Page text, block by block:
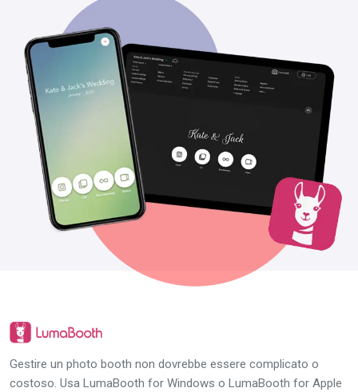
Gestire un photo booth non dovrebbe essere complicato o
costoso. Usa LumaBooth for Windows o LumaBooth for Apple